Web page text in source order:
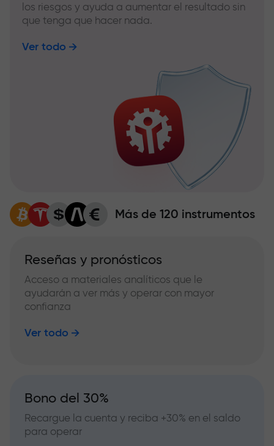
los riesgos y ayuda a aumentar el resultado sin
que tenga que hacer nada.
Ver todo
Más de 120 instrumentos
Reseñas y pronósticos
Acceso a materiales analíticos que le
ayudarán a ver más y operar con mayor
confianza
Ver todo
Bono del 30%
Recargue la cuenta y reciba +30% en el saldo
para operar